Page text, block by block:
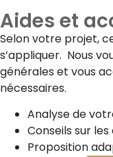
Aides et
Selon votre projet,
s’appliquer. Nous
générales et vous
nécessaires.
Analyse de
Conseils sur
Proposition